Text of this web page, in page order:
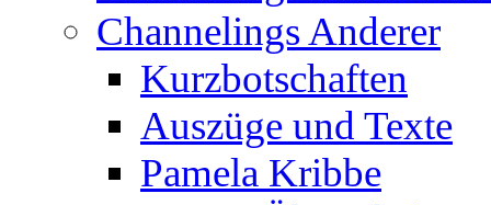
Channelings Anderer
Kurzbotschaften
Auszüge und Texte
Pamela Kribbe